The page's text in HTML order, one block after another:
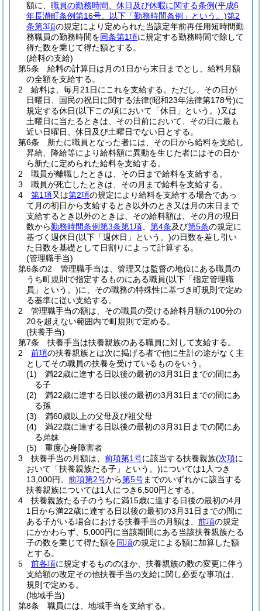
額に、 職員の勤務時間、休日及び休暇に関する条例(平成6
年長瀞町条例第16号。以下「勤務時間条例」という。)第2
条第3項の規定により定められた当該定年前再任用短時間勤
務職員の勤務時間を同条第1項に規定する勤務時間で除して
得た数を乗じて得た額とする。
(給料の支給)
第5条
給料の計算日は月の1日から末日までとし、給料月額
の全額を支給する。
2
給料は、毎月21日にこれを支給する。 ただし、その日が
日曜日、国民の祝日に関する法律(昭和23年法律第178号)に
規定する休日(以下この項において「休日」という。)又は
土曜日に当たるときは、その日前において、その日に最も
近い日曜日、休日及び土曜日でない日とする。
第6条
新たに職員となった者には、その日から給料を支給し
昇給、降給等により給料額に異動を生じた者にはその日か
ら新たに定められた給料を支給する。
2
職員が離職したときは、その日まで給料を支給する。
3
職員が死亡したときは、その月まで給料を支給する。
4
第1項又は第2項の規定により給料を支給する場合であっ
て月の初日から支給するとき以外のとき又は月の末日まで
支給するとき以外のときは、その給料額は、その月の現日
数から勤務時間条例第3条第1項 第4条及び第5条の規定に
基づく週休日(以下「週休日」という。)の日数を差し引い
た日数を基礎として日割りによって計算する。
(管理職手当)
第6条の2
管理職手当は、管理又は監督の地位にある職員の
うち町規則で指定するものにある職員(以下「指定管理職
員」という。)に、その職務の特殊性に基づき町規則で定め
る基準に従い支給する。
2
管理職手当の額は、その職員の受ける給料月額の100分の
20を超えない範囲内で町規則で定める。
(扶養手当)
第7条
扶養手当は扶養親族のある職員に対して支給する。
2
前項の扶養親族とは次に掲げる者で他に生計の途がなく主
としてその職員の扶養を受けているものをいう。
(1)
満22歳に達する日以後の最初の3月31日までの間にあ
る子
(2)
満22歳に達する日以後の最初の3月31日までの間にあ
る孫
(3)
満60歳以上の父母及び祖父母
(4)
満22歳に達する日以後の最初の3月31日までの間にあ
る弟妹
(5)
重度心身障害者
3
扶養手当の月額は、 前項第1号に該当する扶養親族(次項に
おいて「扶養親族たる子」という。)については1人つき
13,000円、 前項第2号から第5号までのいずれかに該当する
扶養親族については1人につき6,500円とする。
4
扶養親族たる子のうちに満15歳に達する日後の最初の4月
1日から満22歳に達する日以後の最初の3月31日までの間に
ある子がいる場合における扶養手当の月額は、 前項の規定
にかかわらず、5,000円に当該期間にある当該扶養親族たる
子の数を乗じて得た額を同項の規定による額に加算した額
とする。
5
前各項に規定するもののほか、扶養親族の数の変更に伴う
支給額の改定その他扶養手当の支給に関し必要な事項は、
規則で定める。
(地域手当)
第8条
職員には、地域手当を支給する。